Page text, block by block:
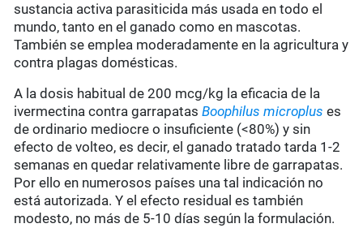
sustancia activa parasiticida más usada en todo el
mundo, tanto en el ganado como en mascotas.
También se emplea moderadamente en la agricultura y
contra plagas domésticas.
A la dosis habitual de 200 mcg/kg la eficacia de la
ivermectina contra garrapatasBoophilus microplus es
de ordinario mediocre o insuficiente (<80%) y sin
efecto de volteo, es decir, el ganado tratado tarda 1-2
semanas en quedar relativamente libre de garrapatas.
Por ello en numerosos países una tal indicación no
está autorizada. Y el efecto residual es también
modesto, no más de 5-10 días según la formulación.